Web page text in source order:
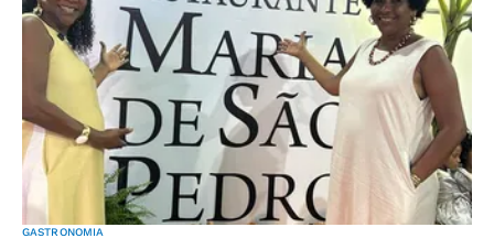
GASTRONOMIA